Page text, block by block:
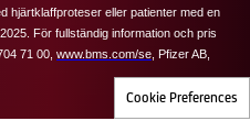
hjärtklaffproteser eller patienter med en
För fullständig information och pris
71 00, www.bms.com/se
Pfizer AB,
Cookie Preferences